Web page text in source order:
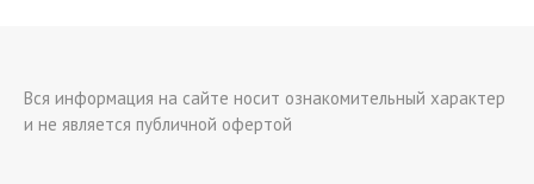
Вся информация на сайте носит ознакомительный характер
и не является публичной офертой